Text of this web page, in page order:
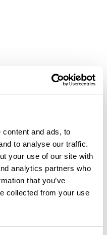
and ads, to
to analyse our traffic.
your use of our site with
analytics partners who
that you’ve
collected from your use
un avis !
avis